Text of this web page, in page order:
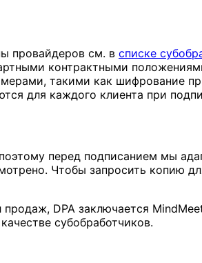
провайдеров см. в списке
контрактными
такими как шифрование
для каждого клиента при
перед подписанием мы
Чтобы запросить копию
DPA заключается
субобработчиков.